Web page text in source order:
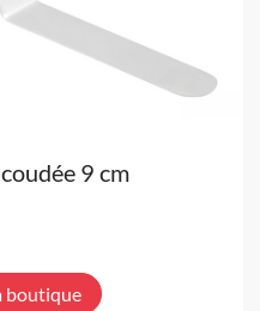
9 cm
boutique